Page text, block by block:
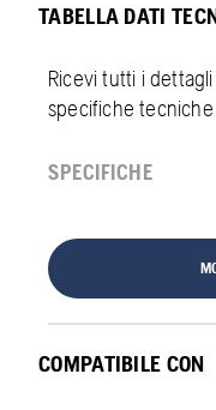
TABELLA DATI
Ricevi tutti i
specifiche tecniche
SPECIFICHE
COMPATIBILE CON